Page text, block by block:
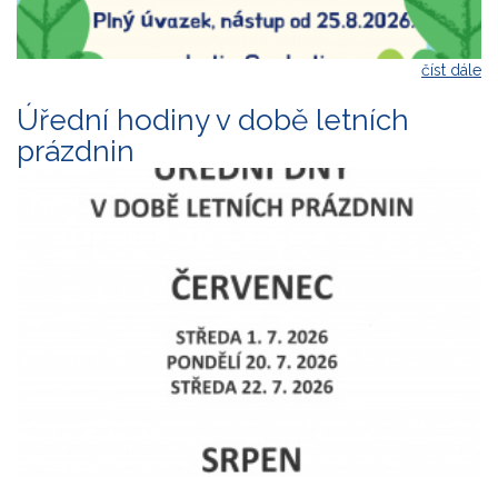
číst dále
Úřední hodiny v době letních
prázdnin